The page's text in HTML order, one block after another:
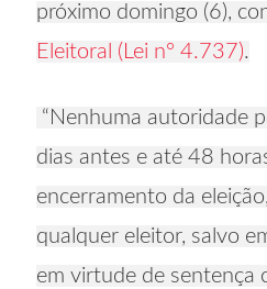
próximo domingo (6),
Eleitoral (Lei nº 4.737).
“Nenhuma autoridade
dias antes e até 48
encerramento da
qualquer eleitor, salvo
em virtude de sentença